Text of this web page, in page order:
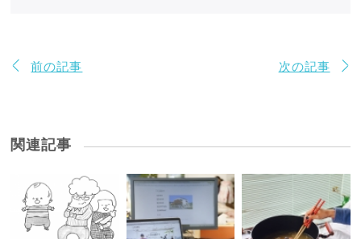
前の記事 次の記事
関連記事